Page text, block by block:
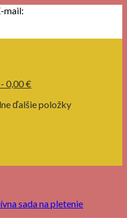
mail:
0,00 €
ďalšie položky
sada na pletenie